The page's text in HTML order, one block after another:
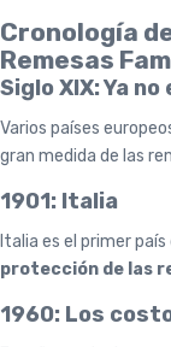
Cronología
Remesas
Siglo XIX: Ya
Varios países
gran medida de las
1901: Italia
Italia es el primer
protección de las
1960: Los